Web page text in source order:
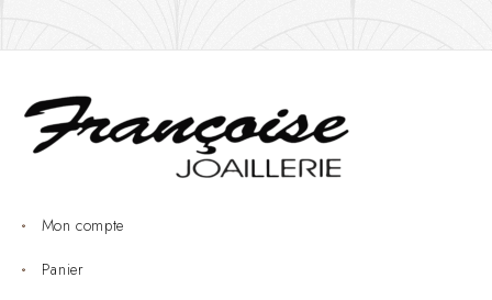
Mon compte
Panier